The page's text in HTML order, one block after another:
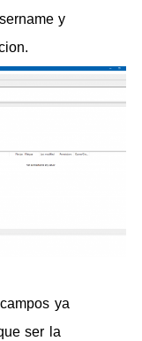
y
ya
ser la